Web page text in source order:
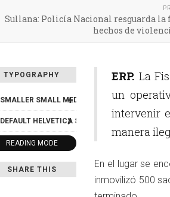
Sullana: Policía Nacional resguarda la
hechos de
TYPOGRAPHY
SMALLER SMALL MEDIUM BIGGER
DEFAULT HELVETICA SEGOE
READING MODE
SHARE THIS
ERP. La
un
intervenir
manera
En el lugar se
inmovilizó 500